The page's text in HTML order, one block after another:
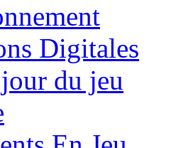
Digitales
du jeu